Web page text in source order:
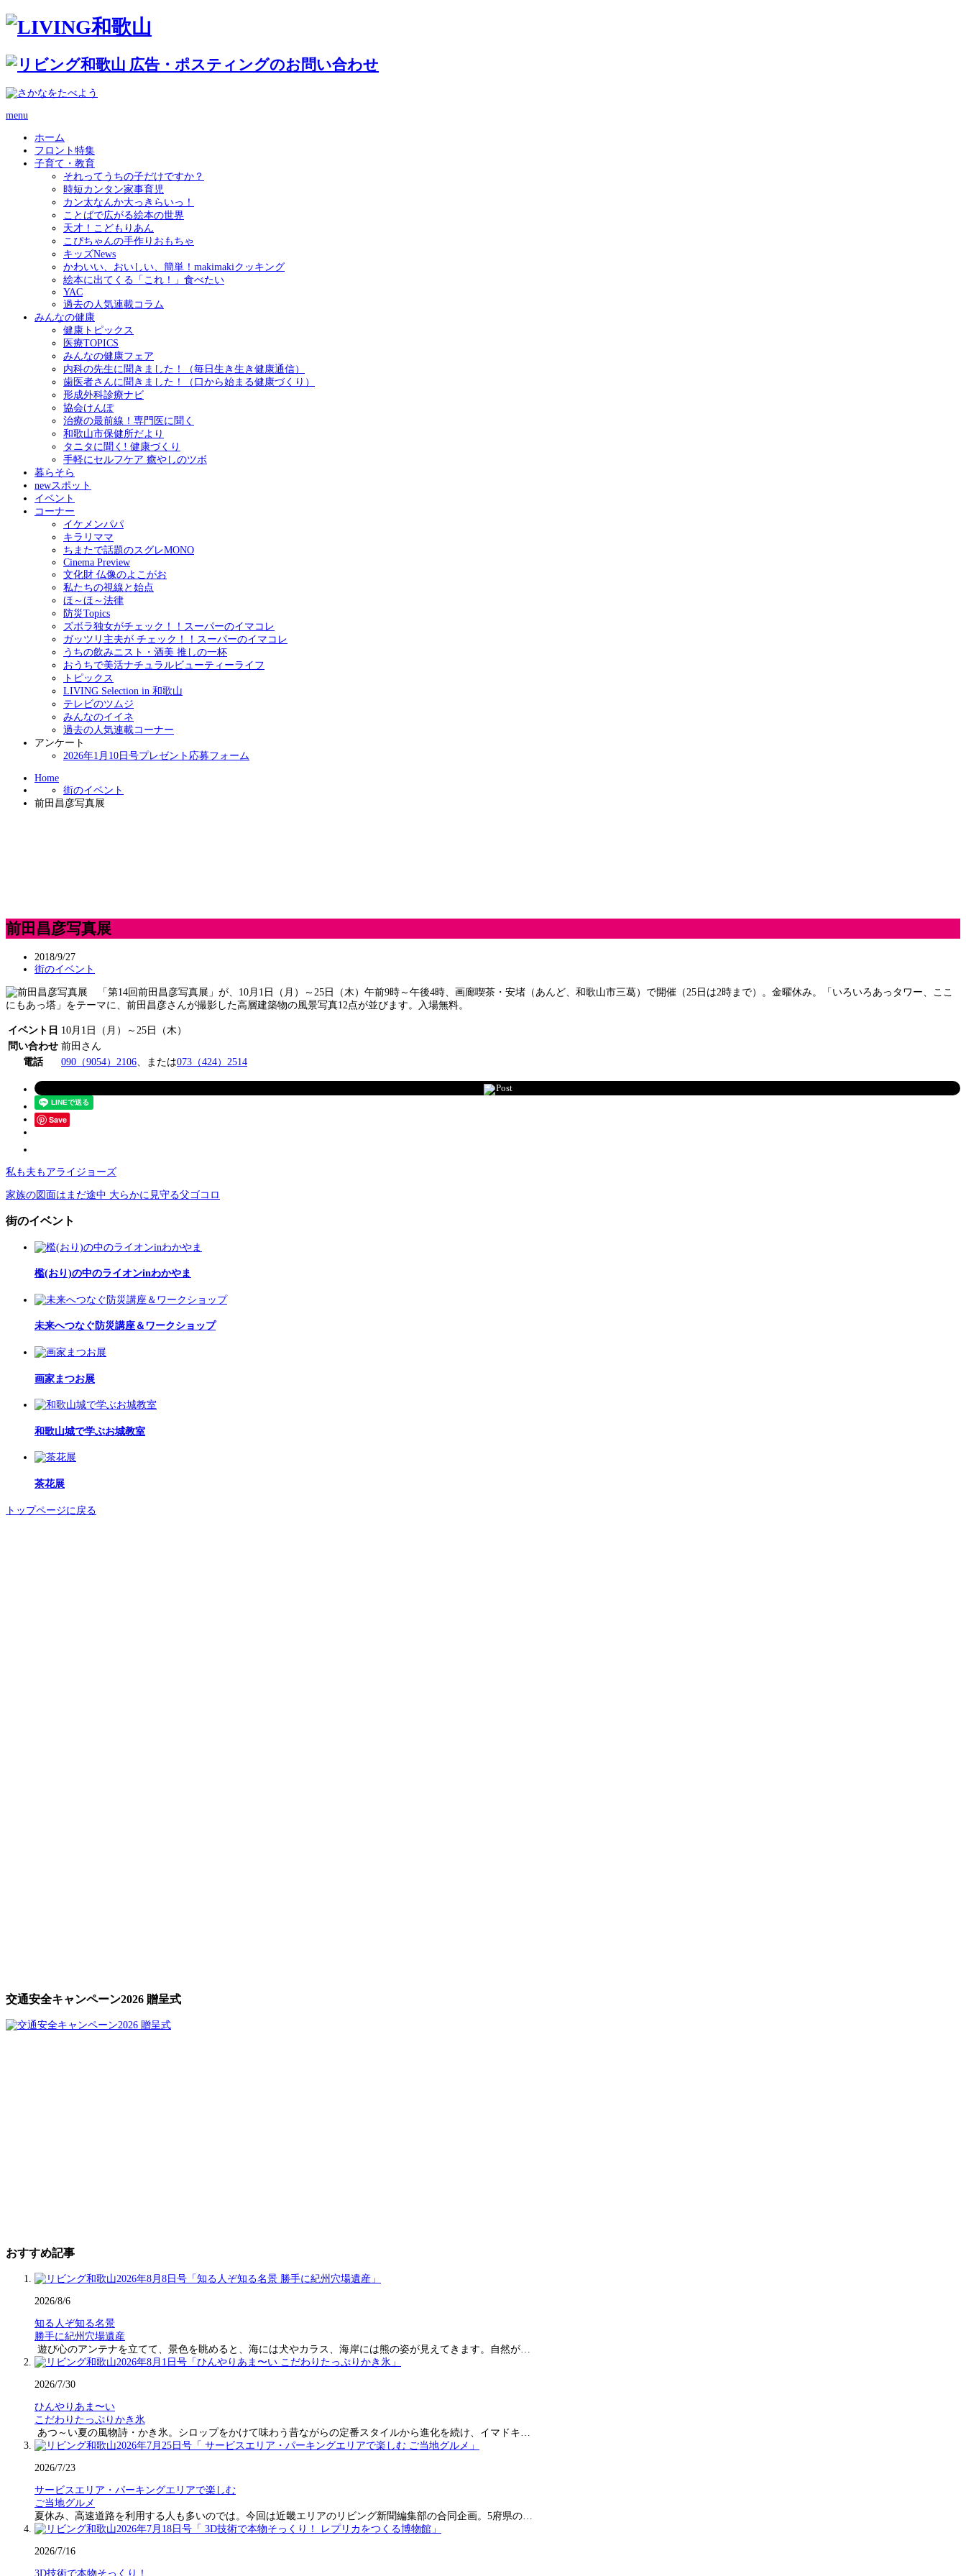
menu
ホーム
フロント特集
子育て・教育
それってうちの子だけですか？
時短カンタン家事育児
カン太なんか大っきらいっ！
ことばで広がる絵本の世界
天才！こどもりあん
こぴちゃんの手作りおもちゃ
キッズNews
かわいい、おいしい、簡単！makimakiクッキング
絵本に出てくる「これ！」食べたい
YAC
過去の人気連載コラム
みんなの健康
健康トピックス
医療TOPICS
みんなの健康フェア
内科の先生に聞きました！（毎日生き生き健康通信）
歯医者さんに聞きました！（口から始まる健康づくり）
形成外科診療ナビ
協会けんぽ
治療の最前線！専門医に聞く
和歌山市保健所だより
タニタに聞く! 健康づくり
手軽にセルフケア 癒やしのツボ
暮らそら
newスポット
イベント
コーナー
イケメンパパ
キラリママ
ちまたで話題のスグレMONO
Cinema Preview
文化財 仏像のよこがお
私たちの視線と始点
ほ～ほ～法律
防災Topics
ズボラ独女がチェック！！スーパーのイマコレ
ガッツリ主夫が チェック！！スーパーのイマコレ
うちの飲みニスト・酒美 推しの一杯
おうちで美活ナチュラルビューティーライフ
トピックス
LIVING Selection in 和歌山
テレビのツムジ
みんなのイイネ
過去の人気連載コーナー
アンケート
2026年1月10日号プレゼント応募フォーム
Home
街のイベント
前田昌彦写真展
前田昌彦写真展
2018/9/27
街のイベント
「第14回前田昌彦写真展」が、10月1日（月）～25日（木）午前9時～午後4時、画廊喫茶・安堵（あんど、和歌山市三葛）で開催（25日は2時まで）。金曜休み。「いろいろあっタワー、ここ
にもあっ塔」をテーマに、前田昌彦さんが撮影した高層建築物の風景写真12点が並びます。入場無料。
イベント日 10月1日（月）～25日（木）
問い合わせ 前田さん
電話
090（9054）2106 、または073（424）2514
Post
Save
私も夫もアライジョーズ
家族の図面はまだ途中 大らかに見守る父ゴコロ
街のイベント
檻(おり)の中のライオンinわかやま
未来へつなぐ防災講座＆ワークショップ
画家まつお展
和歌山城で学ぶお城教室
茶花展
トップページに戻る
交通安全キャンペーン2026 贈呈式
おすすめ記事
2026/8/6
知る人ぞ知る名景
勝手に紀州穴場遺産
遊び心のアンテナを立てて、景色を眺めると、海には犬やカラス、海岸には熊の姿が見えてきます。自然が…
2026/7/30
ひんやりあま〜い
こだわりたっぷりかき氷
あつ～い夏の風物詩・かき氷。シロップをかけて味わう昔ながらの定番スタイルから進化を続け、イマドキ…
2026/7/23
サービスエリア・パーキングエリアで楽しむ
ご当地グルメ
夏休み、高速道路を利用する人も多いのでは。今回は近畿エリアのリビング新聞編集部の合同企画。5府県の…
2026/7/16
3D技術で本物そっくり！